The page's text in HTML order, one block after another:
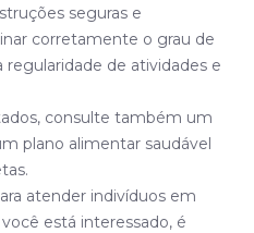
seguras e
corretamente o grau de
de atividades e
consulte também um
plano alimentar saudável
atender indivíduos em
está interessado, é